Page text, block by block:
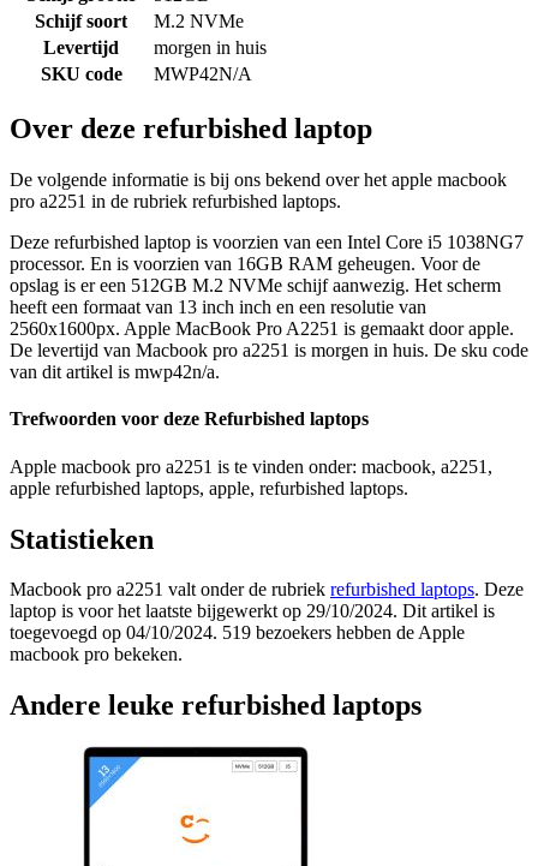
Schijf soort
M.2 NVMe
Levertijd
morgen in huis
SKU code
MWP42N/A
Over deze refurbished laptop
De volgende informatie is bij ons bekend over het apple macbook
pro a2251 in de rubriek refurbished laptops.
Deze refurbished laptop is voorzien van een Intel Core i5 1038NG7
processor. En is voorzien van 16GB RAM geheugen. Voor de
opslag is er een 512GB M.2 NVMe schijf aanwezig. Het scherm
heeft een formaat van 13 inch inch en een resolutie van
2560x1600px. Apple MacBook Pro A2251 is gemaakt door apple.
De levertijd van Macbook pro a2251 is morgen in huis. De sku code
van dit artikel is mwp42n/a.
Trefwoorden voor deze Refurbished laptops
Apple macbook pro a2251 is te vinden onder: macbook, a2251,
apple refurbished laptops, apple, refurbished laptops.
Statistieken
Macbook pro a2251 valt onder de rubriek refurbished laptops. Deze
laptop is voor het laatste bijgewerkt op 29/10/2024. Dit artikel is
toegevoegd op 04/10/2024. 519 bezoekers hebben de Apple
macbook pro bekeken.
Andere leuke refurbished laptops